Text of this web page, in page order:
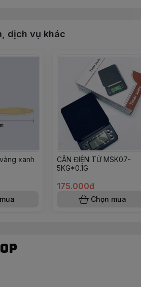
dịch vụ khác
xanh
CÂN ĐIỆN TỬ MSK07-
5KG*0.1G
175.000đ
Chọn mua